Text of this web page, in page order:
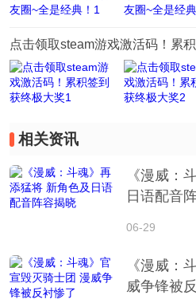
点击领取steam游戏激活码！累
相关资讯
《漫威：
日语配音
06-29
《漫威：
威争锋被